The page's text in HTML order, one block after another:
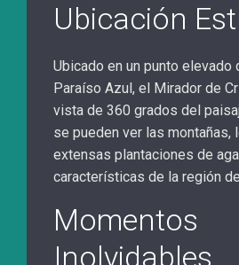
Ubicación
Ubicado en un punto elevado
Paraíso Azul, el Mirador de
vista de 360 grados del
se pueden ver las montañas,
extensas plantaciones de
características de la región
Momentos
Inolvidables